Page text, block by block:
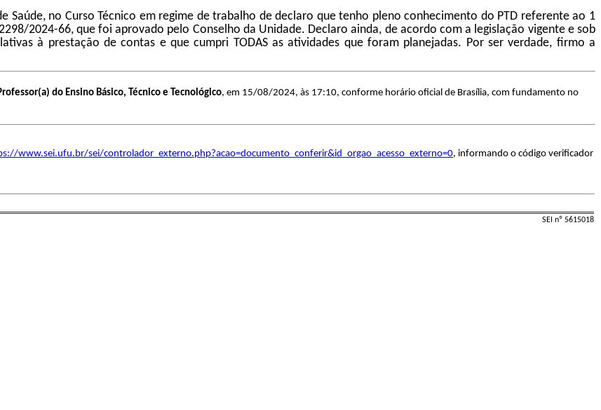
Saúde, no Curso Técnico em regime de trabalho de declaro que tenho pleno conhecimento do PTD referente ao 1
2024-66, que foi aprovado pelo Conselho da Unidade. Declaro ainda, de acordo com a legislação vigente e sob
à prestação de contas e que cumpri TODAS as atividades que foram planejadas. Por ser verdade, firmo a
do Ensino Básico, Técnico e Tecnológico, em 15/08/2024, às 17:10, conforme horário oficial de Brasília, com fundamento no
www.sei.ufu.br/sei/controlador_externo.php?acao=documento_conferir&id_orgao_acesso_externo=0, informando o código verificador
SEI nº 5615018